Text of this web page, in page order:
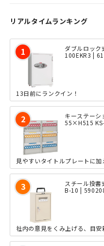
リアルタイムランキング
ダブルロック
100EKR3 |
13日前にランクイン！
キーステー
55×H515
スチール投
B-10 |